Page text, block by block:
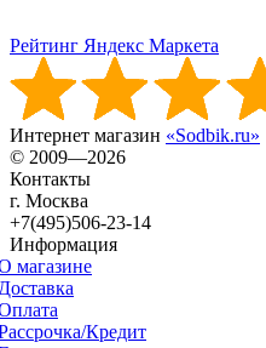
Рейтинг Яндекс Маркета
Интернет магазин «Sodbik.ru»
© 2009—2026
Контакты
г. Москва
+7(495)506-23-14
Информация
магазине
Кредит